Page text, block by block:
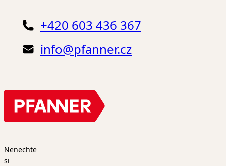
Nenechte
si
+420 603 436 367
info@pfanner.cz